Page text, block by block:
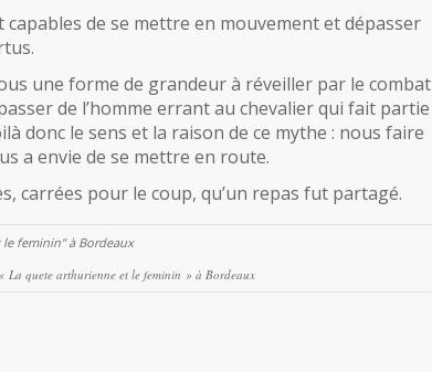
de se mettre en mouvement et dépasser
une forme de grandeur à réveiller par le combat
de l’homme errant au chevalier qui fait partie
donc le sens et la raison de ce mythe : nous faire
a envie de se mettre en route.
carrées pour le coup, qu’un repas fut partagé.
La quete arthurienne et le feminin » à Bordeaux